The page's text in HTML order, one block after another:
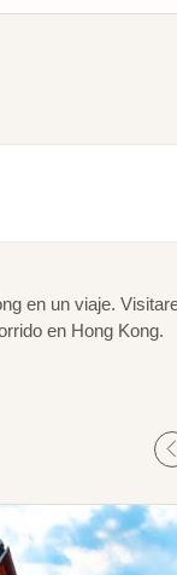
en un viaje.
en Hong Kong.